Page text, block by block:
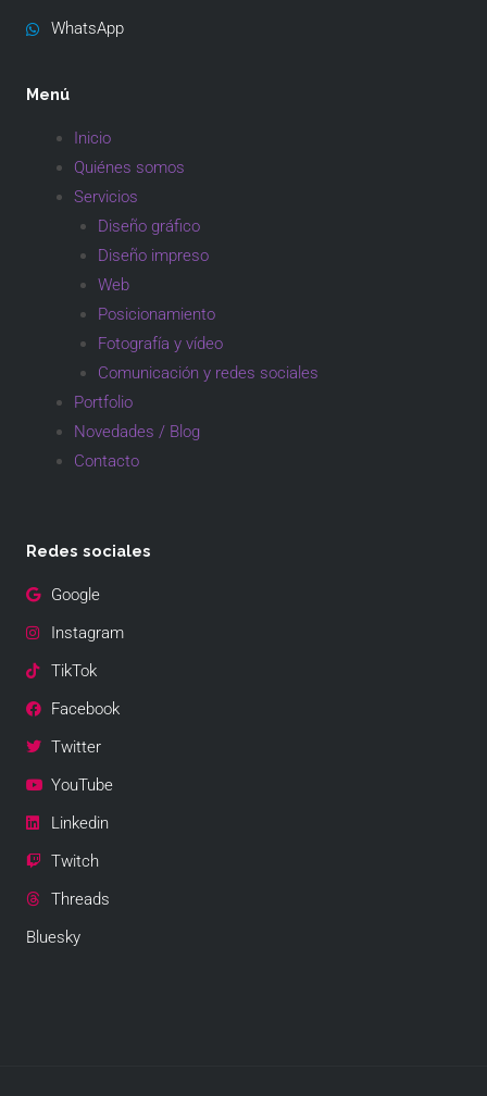
WhatsApp
Menú
Inicio
Quiénes somos
Servicios
Diseño gráfico
Diseño impreso
Web
Posicionamiento
Fotografía y vídeo
Comunicación y redes sociales
Portfolio
Novedades / Blog
Contacto
Redes sociales
Google
Instagram
TikTok
Facebook
Twitter
YouTube
Linkedin
Twitch
Threads
Bluesky